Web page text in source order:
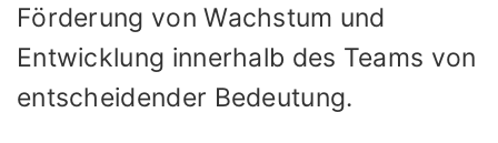
Förderung von Wachstum und
Entwicklung innerhalb des Teams von
entscheidender Bedeutung.